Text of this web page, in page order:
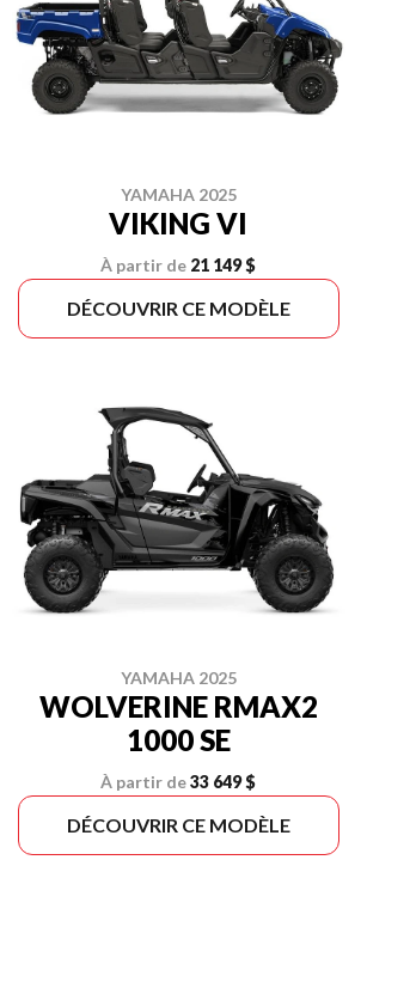
YAMAHA 2025
VIKING VI
À partir de 21 149 $
DÉCOUVRIR CE MODÈLE
YAMAHA 2025
WOLVERINE RMAX2
1000 SE
À partir de33 649 $
DÉCOUVRIR CE MODÈLE